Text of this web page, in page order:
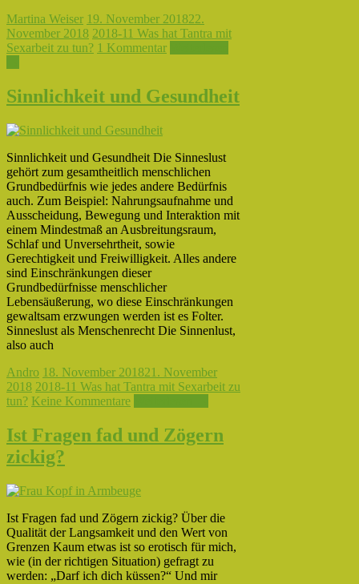
Martina Weiser 19. November 201822.
November 2018 2018-11 Was hat Tantra mit
Sexarbeit zu tun? 1 Kommentar
Sinnlichkeit und Gesundheit
Sinnlichkeit und Gesundheit Die Sinneslust
gehört zum gesamtheitlich menschlichen
Grundbedürfnis wie jedes andere Bedürfnis
auch. Zum Beispiel: Nahrungsaufnahme und
Ausscheidung, Bewegung und Interaktion mit
einem Mindestmaß an Ausbreitungsraum,
Schlaf und Unversehrtheit, sowie
Gerechtigkeit und Freiwilligkeit. Alles andere
sind Einschränkungen dieser
Grundbedürfnisse menschlicher
Lebensäußerung, wo diese Einschränkungen
gewaltsam erzwungen werden ist es Folter.
Sinneslust als Menschenrecht Die Sinnenlust,
also auch
Andro 18. November 201821. November
2018 2018-11 Was hat Tantra mit Sexarbeit zu
tun? Keine Kommentare
Ist Fragen fad und Zögern
zickig?
Ist Fragen fad und Zögern zickig? Über die
Qualität der Langsamkeit und den Wert von
Grenzen Kaum etwas ist so erotisch für mich,
wie (in der richtigen Situation) gefragt zu
werden: „Darf ich dich küssen?“ Und mir